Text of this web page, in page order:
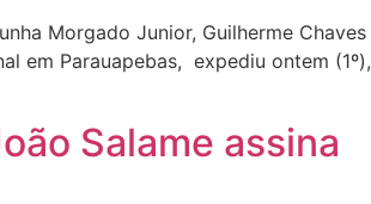
Morgado Junior, Guilherme Chaves
em Parauapebas, expediu ontem (1º),
Salame assina